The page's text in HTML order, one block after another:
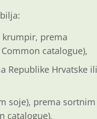
prema
catalogue),
Republike Hrvatske ili
soje), prema sortnim
catalogue),